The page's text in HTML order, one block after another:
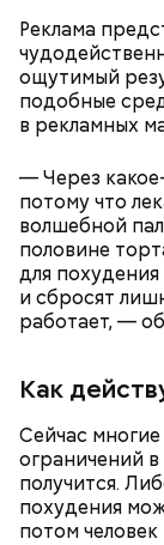
Реклама
ощутимый
подобные
в рекламных
— Через
потому что
волшебной
половине
для
и сбросят
работает, —
Как
Сейчас
ограничений
получится.
похудения
потом
Ингредиенты:
Ранние плоды,